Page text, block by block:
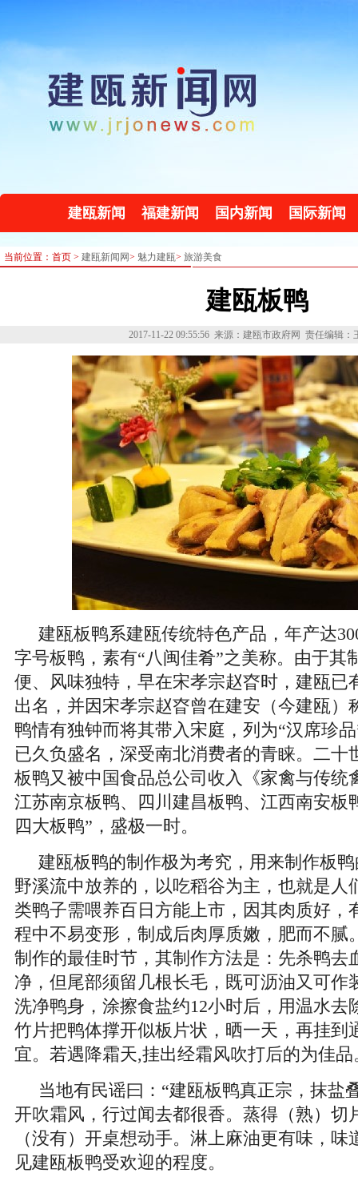
建瓯新闻 福建新闻 国内新闻 国际新闻
当前位置：首页 > 建瓯新闻网> 魅力建瓯> 旅游美食
建瓯板鸭
2017-11-22 09:55:56 来源：建瓯市政府网 责任编辑：
建瓯板鸭系建瓯传统特色产品，年产达
字号板鸭，素有“八闽佳肴”之美称。由于其
便、风味独特，早在宋孝宗赵昚时，建瓯已
出名，并因宋孝宗赵昚曾在建安（今建瓯）
鸭情有独钟而将其带入宋庭，列为“汉席珍
已久负盛名，深受南北消费者的青睐。二十
板鸭又被中国食品总公司收入《家禽与传统
江苏南京板鸭、四川建昌板鸭、江西南安板
四大板鸭”，盛极一时。
建瓯板鸭的制作极为考究，用来制作板
野溪流中放养的，以吃稻谷为主，也就是人
类鸭子需喂养百日方能上市，因其肉质好，
程中不易变形，制成后肉厚质嫩，肥而不腻
制作的最佳时节，其制作方法是：先杀鸭去
净，但尾部须留几根长毛，既可沥油又可作
洗净鸭身，涂擦食盐约12小时后，用温水去
竹片把鸭体撑开似板片状，晒一天，再挂到
宜。若遇降霜天,挂出经霜风吹打后的为佳品
当地有民谣曰：“建瓯板鸭真正宗，抹盐
开吹霜风，行过闻去都很香。蒸得（熟）切
（没有）开桌想动手。淋上麻油更有味，味
见建瓯板鸭受欢迎的程度。